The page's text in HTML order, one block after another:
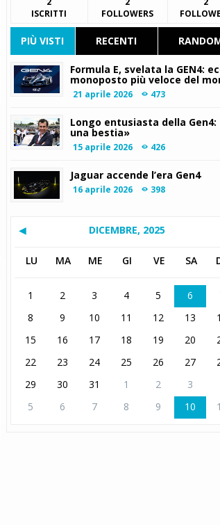
ISCRITTI
FOLLOWERS
PIÙ VISTI RECENTI
Formula E, svelata la GEN4:
monoposto più veloce del
21 aprile 2026 473
Longo entusiasta della Gen4:
una bestia»
15 aprile 2026 426
Jaguar accende l’era Gen4
16 aprile 2026 398
◀ DICEMBRE, 2025
LU MA ME GI VE SA
1 2 3 4 5 6
8
9 10 11 12 13
15
16 17 18 19 20
22
23 24 25 26 27
29
30 31 1 2 3
5
6 7 8 9 10